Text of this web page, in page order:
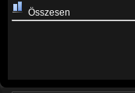
Összesen